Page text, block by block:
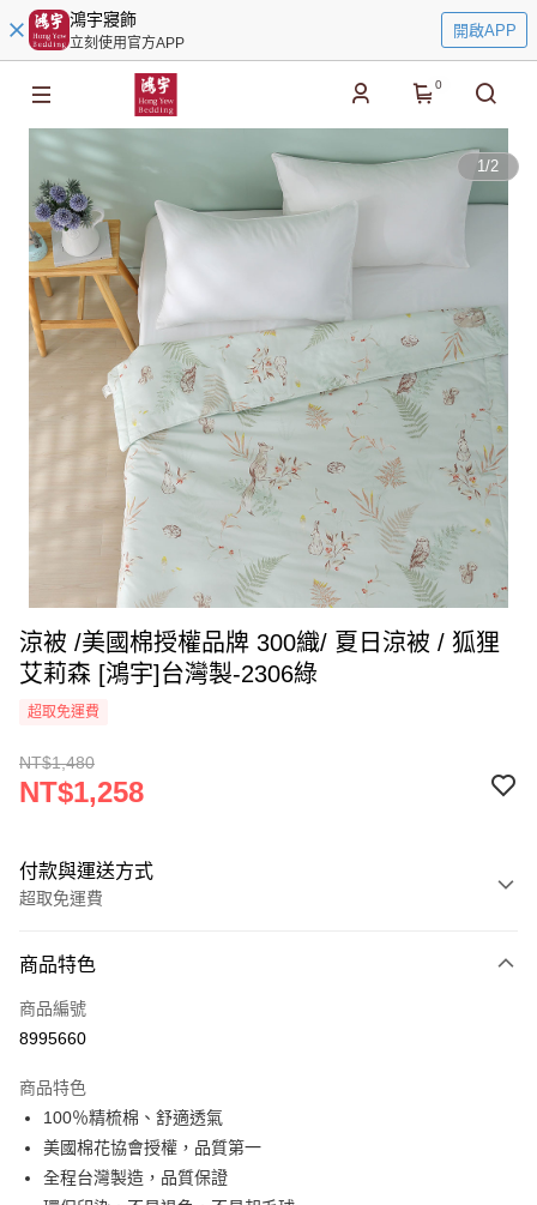
鴻宇寢飾
立刻使用官方APP
開啟APP
0
1/2
涼被 /美國棉授權品牌 300織/ 夏日涼被 / 狐狸
艾莉森 [鴻宇]台灣製-2306綠
超取免運費
NT$1,480
NT$1,258
付款與運送方式
超取免運費
信用卡一次付款
超商取貨付款
Apple Pay
悠遊付
Google Pay
商品特色
商品編號
8995660
商品特色
100％精梳棉、舒適透氣
美國棉花協會授權，品質第一
全程台灣製造，品質保證